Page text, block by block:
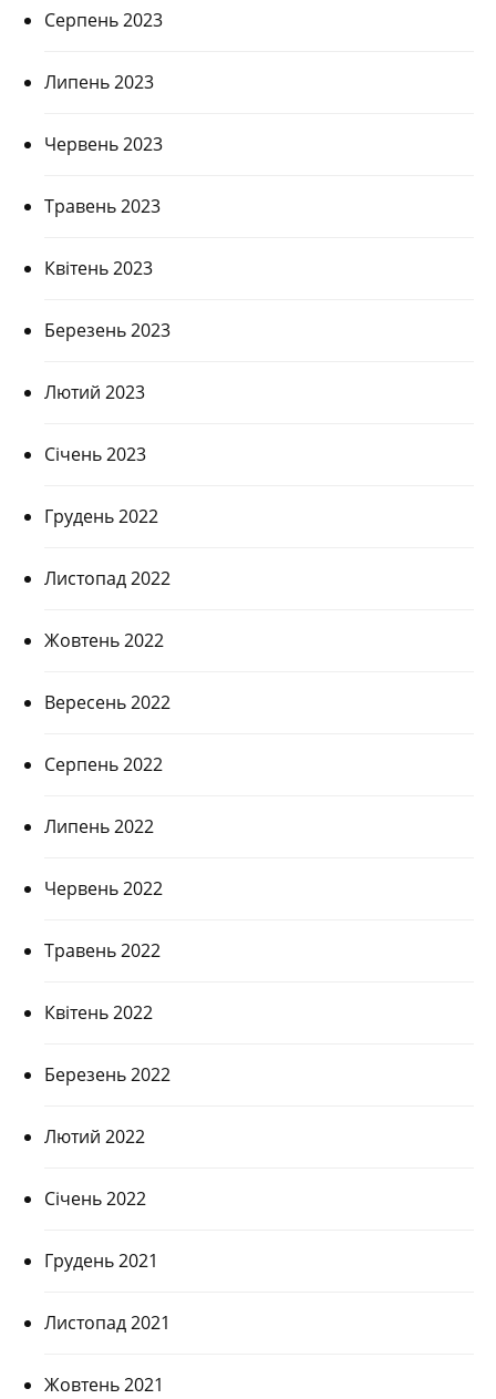
Серпень 2023
Липень 2023
Червень 2023
Травень 2023
Квітень 2023
Березень 2023
Лютий 2023
Січень 2023
Грудень 2022
Листопад 2022
Жовтень 2022
Вересень 2022
Серпень 2022
Липень 2022
Червень 2022
Травень 2022
Квітень 2022
Березень 2022
Лютий 2022
Січень 2022
Грудень 2021
Листопад 2021
Жовтень 2021